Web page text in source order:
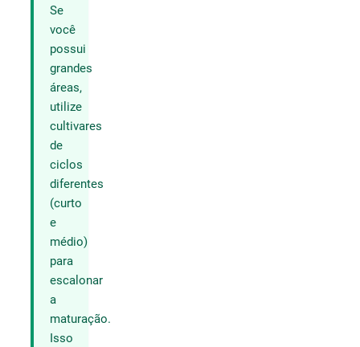
Se
você
possui
grandes
áreas,
utilize
cultivares
de
ciclos
diferentes
(curto
e
médio)
para
escalonar
a
maturação.
Isso